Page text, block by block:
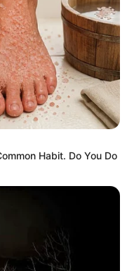
Habit. Do You Do